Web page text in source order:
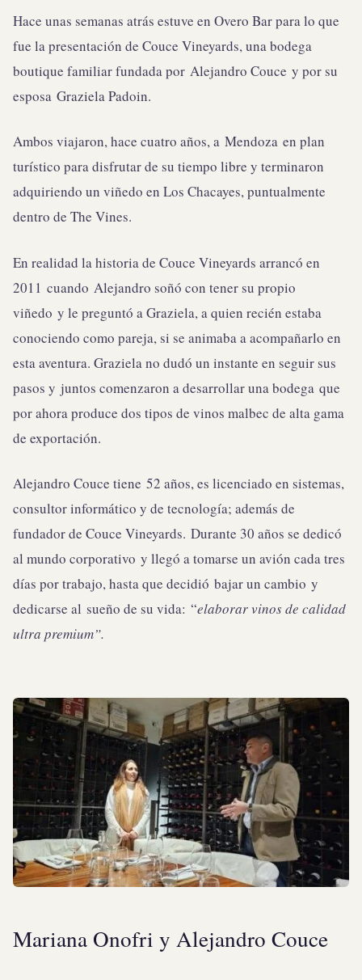
Hace unas semanas atrás estuve en Overo Bar para lo que
fue la presentación de Couce Vineyards, una bodega
boutique familiar fundada por Alejandro Couce y por su
esposa Graziela Padoin.
Ambos viajaron, hace cuatro años, a Mendoza en plan
turístico para disfrutar de su tiempo libre y terminaron
adquiriendo un viñedo en Los Chacayes, puntualmente
dentro de The Vines.
En realidad la historia de Couce Vineyards arrancó en
2011 cuando Alejandro soñó con tener su propio
viñedo y le preguntó a Graziela, a quien recién estaba
conociendo como pareja, si se animaba a acompañarlo en
esta aventura. Graziela no dudó un instante en seguir sus
pasos y juntos comenzaron a desarrollar una bodega que
por ahora produce dos tipos de vinos malbec de alta gama
de exportación.
Alejandro Couce tiene 52 años, es licenciado en sistemas,
consultor informático y de tecnología; además de
fundador de Couce Vineyards. Durante 30 años se dedicó
al mundo corporativo y llegó a tomarse un avión cada tres
días por trabajo, hasta que decidió bajar un cambio y
dedicarse al sueño de su vida: “elaborar vinos de calidad
ultra premium”.
Mariana Onofri y Alejandro Couce